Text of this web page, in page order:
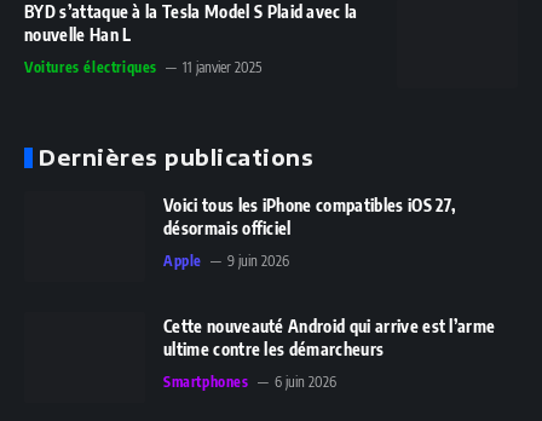
BYD s’attaque à la Tesla Model S Plaid avec la
nouvelle Han L
Voitures électriques 11 janvier 2025
Dernières publications
Voici tous les iPhone compatibles iOS 27,
désormais officiel
Apple 9 juin 2026
Cette nouveauté Android qui arrive est l’arme
ultime contre les démarcheurs
Smartphones 6 juin 2026